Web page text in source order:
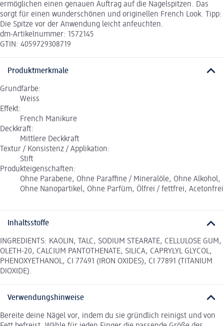
ermöglichen einen genauen Auftrag auf die Nagelspitzen. Das
sorgt für einen wunderschönen und originellen French Look. Tipp:
Die Spitze vor der Anwendung leicht anfeuchten.
dm-Artikelnummer: 1572145
GTIN: 4059729308719
Produktmerkmale
Grundfarbe:
Weiss
Effekt:
French Manikure
Deckkraft:
Mittlere Deckkraft
Textur / Konsistenz / Applikation:
Stift
Produkteigenschaften:
Ohne Parabene, Ohne Paraffine / Mineralöle, Ohne Alkohol,
Ohne Nanopartikel, Ohne Parfüm, Ölfrei / fettfrei, Acetonfrei
Inhaltsstoffe
INGREDIENTS: KAOLIN, TALC, SODIUM STEARATE, CELLULOSE GUM,
OLETH-20, CALCIUM PANTOTHENATE, SILICA, CAPRYLYL GLYCOL,
PHENOXYETHANOL, CI 77491 (IRON OXIDES), CI 77891 (TITANIUM
DIOXIDE).
Verwendungshinweise
Bereite deine Nägel vor, indem du sie gründlich reinigst und von